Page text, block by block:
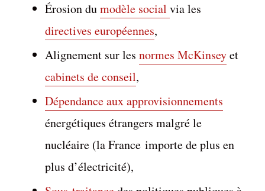
Érosion dumodèle social via les
directives européennes,
Alignement sur les normes McKinseyet
cabinets de conseil,
Dépendance aux approvisionnements
énergétiques étrangers malgré le
nucléaire (la France importe de plus en
plus d’électricité),